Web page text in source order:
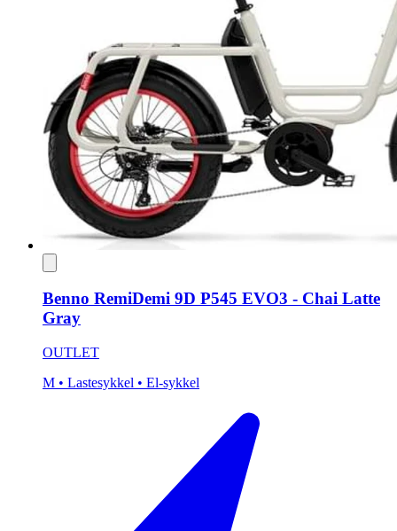
Benno RemiDemi 9D P545 EVO3 - Chai Latte
Gray
OUTLET
M • Lastesykkel • El-sykkel